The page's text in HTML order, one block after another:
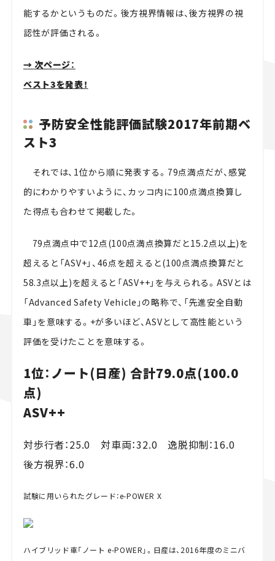
能するかというものだ。後方視界情報は、後方視界の視
認性が評価される。
→ 次ページ：
ベスト3を発表！
予防安全性能評価試験2017年前期ベ
スト3
それでは、1位から順に発表する。79点満点だが、感覚
的にわかりやすいように、カッコ内に100点満点換算し
た得点も合わせて掲載した。
79点満点中で12点(100点満点換算だと15.2点以上)を
超えると「ASV+」、46点を超えると(100点満点換算だと
58.3点以上)を超えると「ASV++」を与えられる。ASVとは
「Advanced Safety Vehicle」の略称で、「先進安全自動
車」を意味する。+が多いほど、ASVとして高性能という
評価を受けたことを意味する。
1位：ノート(日産) 合計79.0点(100.0
点)
ASV++
対歩行者：25.0 対車両：32.0 逸脱抑制：16.0
後方視界：6.0
試験に用いられたグレード：e-POWER X
ハイブリッド車「ノート e-POWER」。日産は、2016年度のミニバ